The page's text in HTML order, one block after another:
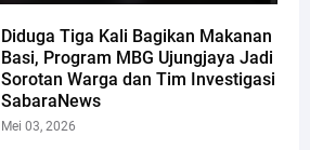
Diduga Tiga Kali Bagikan Makanan
Basi, Program MBG Ujungjaya Jadi
Sorotan Warga dan Tim Investigasi
SabaraNews
Mei 03, 2026